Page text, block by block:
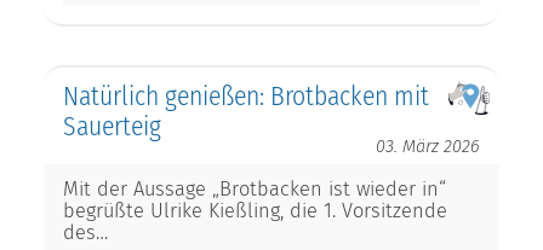
Natürlich genießen: Brotbacken mit
Sauerteig
03. März 2026
Mit der Aussage „Brotbacken ist wieder in“
begrüßte Ulrike Kießling, die 1. Vorsitzende
des…